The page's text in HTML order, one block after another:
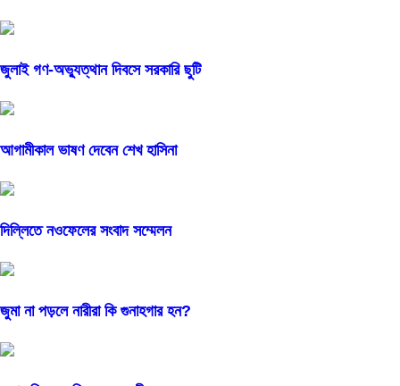
জুলাই গণ-অভ্যুত্থান দিবসে সরকারি ছুটি
আগামীকাল ভাষণ দেবেন শেখ হাসিনা
দিল্লিতে নওফেলের সংবাদ সম্মেলন
জুমা না পড়লে নারীরা কি গুনাহগার হন?